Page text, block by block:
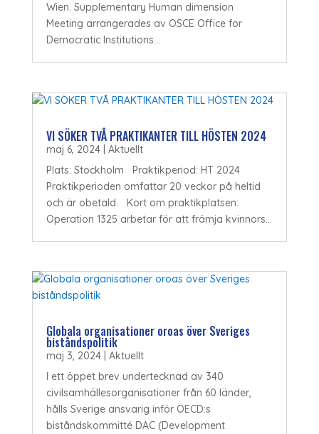
Wien. Supplementary Human dimension
Meeting arrangerades av OSCE Office for
Democratic Institutions...
VI SÖKER TVÅ PRAKTIKANTER TILL HÖSTEN 2024
maj 6, 2024| Aktuellt
Plats: Stockholm Praktikperiod: HT 2024
Praktikperioden omfattar 20 veckor på heltid
och är obetald. Kort om praktikplatsen:
Operation 1325 arbetar för att främja kvinnors...
Globala organisationer oroas över Sveriges
biståndspolitik
maj 3, 2024| Aktuellt
I ett öppet brev undertecknad av 340
civilsamhällesorganisationer från 60 länder,
hålls Sverige ansvarig inför OECD:s
biståndskommitté DAC (Development